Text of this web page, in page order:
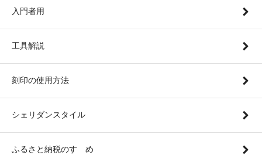
入門者用
工具解説
刻印の使用方法
シェリダンスタイル
ふるさと納税のすゝめ